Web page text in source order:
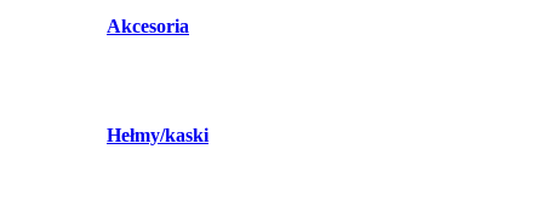
Akcesoria
Hełmy/kaski